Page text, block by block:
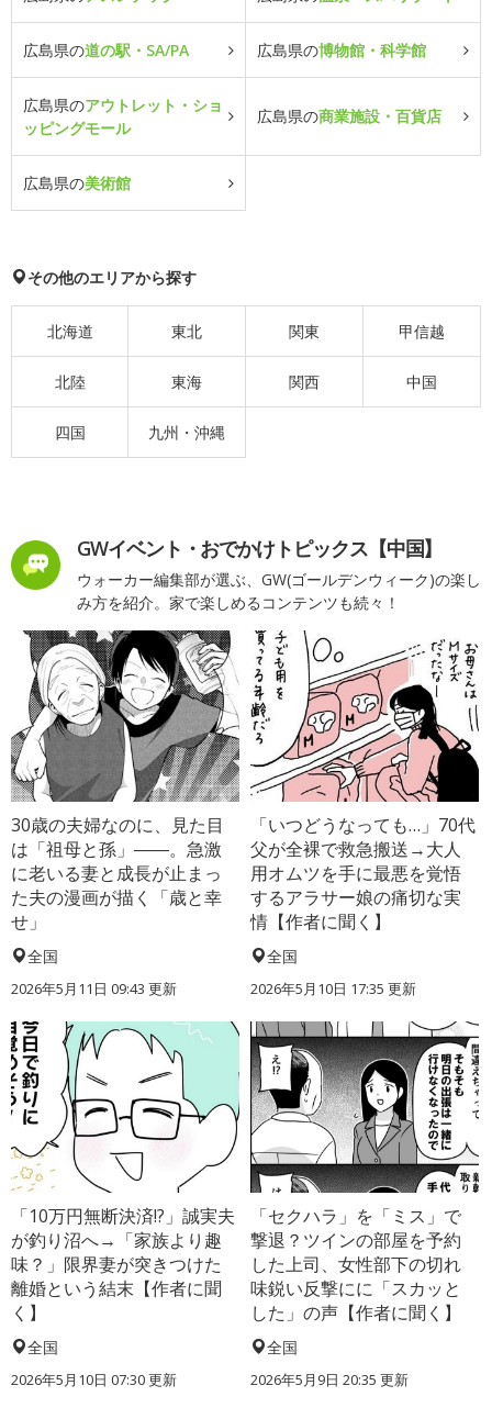
広島県の道の駅・SA/PA 広島県の博物館・科学館
広島県のアウトレット・ショ
ッピングモール
広島県の商業施設・百貨店
広島県の美術館
その他のエリアから探す
北海道 東北 関東 甲信越
北陸 東海 関西 中国
四国 九州・沖縄
GWイベント・おでかけトピックス【中国】
ウォーカー編集部が選ぶ、GW(ゴールデンウィーク)の楽し
み方を紹介。家で楽しめるコンテンツも続々！
30歳の夫婦なのに、見た目
は「祖母と孫」――。急激
に老いる妻と成長が止まっ
た夫の漫画が描く「歳と幸
せ」
全国
2026年5月11日 09:43 更新
「いつどうなっても…」70代
父が全裸で救急搬送→大人
用オムツを手に最悪を覚悟
するアラサー娘の痛切な実
情【作者に聞く】
全国
2026年5月10日 17:35 更新
「10万円無断決済!?」誠実夫
が釣り沼へ→「家族より趣
味？」限界妻が突きつけた
離婚という結末【作者に聞
く】
全国
2026年5月10日 07:30 更新
「セクハラ」を「ミス」で
撃退？ツインの部屋を予約
した上司、女性部下の切れ
味鋭い反撃にに「スカッと
した」の声【作者に聞く】
全国
2026年5月9日 20:35 更新